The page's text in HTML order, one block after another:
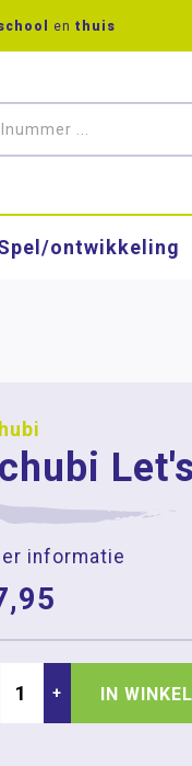
en thuis
ontwikkeling
informatie
+ IN